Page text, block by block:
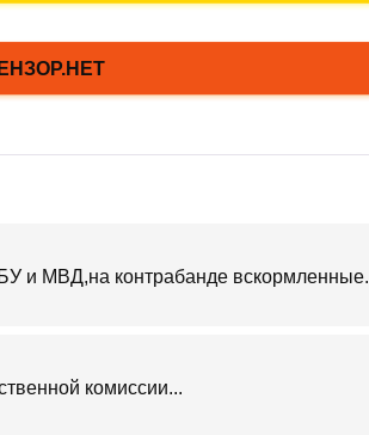
и МВД,на контрабанде вскормленные.
комиссии...